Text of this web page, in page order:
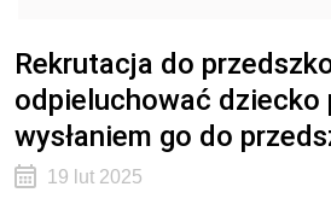
Rekrutacja do
odpieluchować dziecko
wysłaniem go do
19 lut 2025